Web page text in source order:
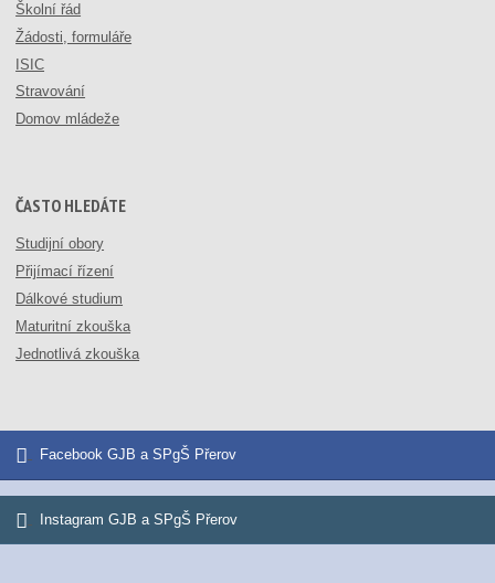
Školní řád
Žádosti, formuláře
ISIC
Stravování
Domov mládeže
ČASTO HLEDÁTE
Studijní obory
Přijímací řízení
Dálkové studium
Maturitní zkouška
Jednotlivá zkouška
Facebook GJB a SPgŠ Přerov
Instagram GJB a SPgŠ Přerov